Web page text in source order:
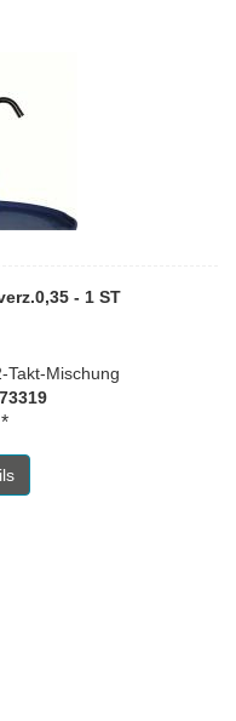
- 1 ST
Takt-Mischung